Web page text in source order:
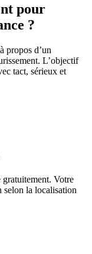
pour
?
propos d’un
L’objectif
tact, sérieux et
gratuitement. Votre
selon la localisation